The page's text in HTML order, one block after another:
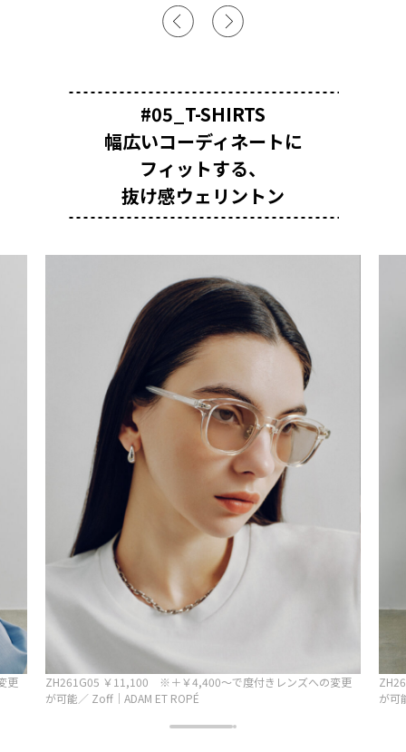
#05_T-SHIRTS
幅広いコーディネートに
フィットする、
抜け感ウェリントン
更
ZH261G05 ￥11,100 ※＋￥4,400～で度付きレンズへの変更
が可能／ Zoff｜ADAM ET ROPÉ
が可